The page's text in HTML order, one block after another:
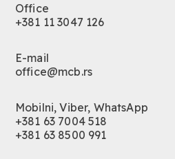
Office
+381 11 3047 126
E-mail
office@mcb.rs
Mobilni, Viber, WhatsApp
+381 63 7004 518
+381 63 8500 991